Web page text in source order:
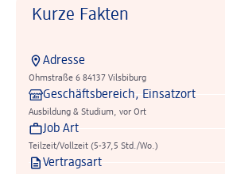
Kurze Fakten
Adresse
Ohmstraße 6 84137 Vilsbiburg
Geschäftsbereich, Einsatzort
Ausbildung & Studium, vor Ort
Job Art
Teilzeit/Vollzeit (5-37,5 Std./Wo.)
Vertragsart